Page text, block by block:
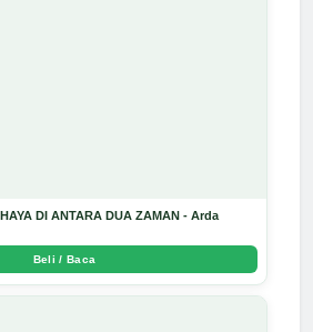
DI ANTARA DUA ZAMAN - Arda
Beli / Baca